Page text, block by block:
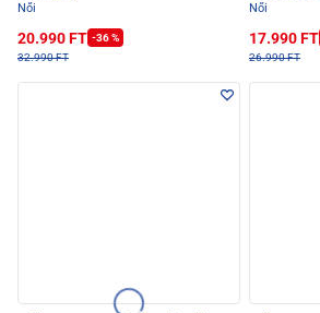
Női
20.990 FT -36 %
32.990 FT
Női
17.990 FT
26.990 FT